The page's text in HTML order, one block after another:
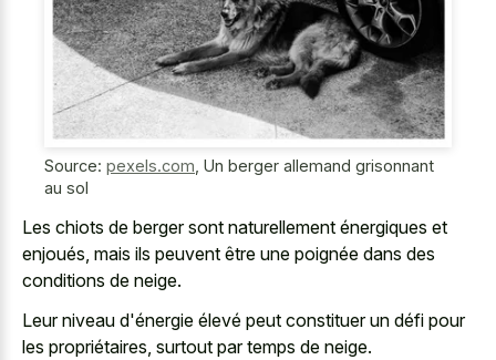
Source: pexels.com Un berger allemand grisonnant
au sol
Les chiots de berger sont naturellement énergiques et
enjoués, mais ils peuvent être une poignée dans des
conditions de neige.
Leur niveau d'énergie élevé peut constituer un défi pour
les propriétaires, surtout par temps de neige.